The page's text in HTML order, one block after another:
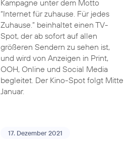
Kampagne unter dem Motto
“Internet für zuhause. Für jedes
Zuhause.” beinhaltet einen TV-
Spot, der ab sofort auf allen
größeren Sendern zu sehen ist,
und wird von Anzeigen in Print,
OOH, Online und Social Media
begleitet. Der Kino-Spot folgt Mitte
Januar.
17. Dezember 2021